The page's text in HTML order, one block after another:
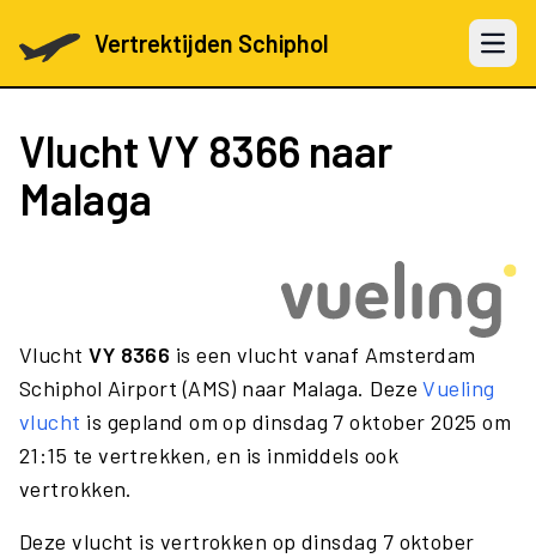
Vertrektijden Schiphol Open
Vlucht VY 8366 naar
Malaga
VluchtVY 8366 is een vlucht vanaf Amsterdam
Schiphol Airport (AMS) naar Malaga. DezeVueling
vlucht is gepland om op dinsdag 7 oktober 2025 om
21:15 te vertrekken, en is inmiddels ook
vertrokken.
Deze vlucht is vertrokken op dinsdag 7 oktober